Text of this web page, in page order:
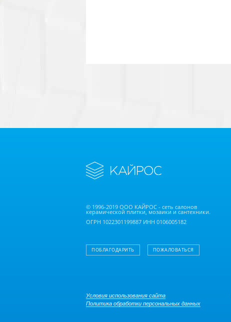
© 1996-2019 ООО КАЙРОС - сеть салонов
керамической плитки, мозаики и сантехники.
ОГРН 1022301199887 ИНН 0106005182
ПОБЛАГОДАРИТЬ ПОЖАЛОВАТЬСЯ
Условия использования сайта
Политика обработки персональных данных